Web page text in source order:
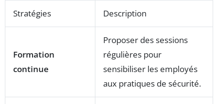
Stratégies Description
Formation
continue
Proposer des sessions
régulières pour
sensibiliser les employés
aux pratiques de sécurité.